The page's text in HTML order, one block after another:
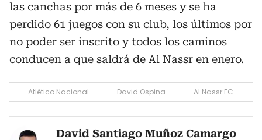
las canchas por más de 6 meses y se ha
perdido 61 juegos con su club, los últimos por
no poder ser inscrito y todos los caminos
conducen a que saldrá de Al Nassr en enero.
Atlético Nacional David Ospina Al Nassr FC
David Santiago Muñoz Camargo